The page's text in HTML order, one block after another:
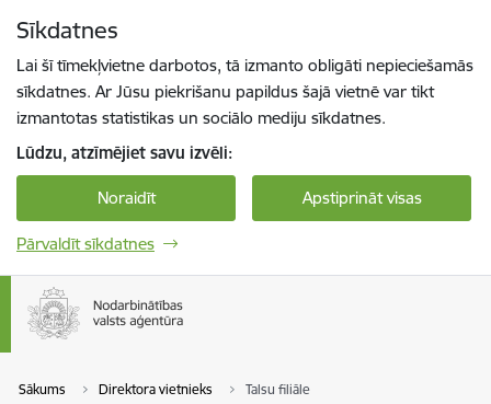
Sīkdatnes
Lai šī tīmekļvietne darbotos, tā izmanto obligāti nepieciešamās
sīkdatnes. Ar Jūsu piekrišanu papildus šajā vietnē var tikt
izmantotas statistikas un sociālo mediju sīkdatnes.
Lūdzu, atzīmējiet savu izvēli:
Noraidīt Apstiprināt visas
Pārvaldīt sīkdatnes
Sākums Direktora vietnieks Talsu filiāle